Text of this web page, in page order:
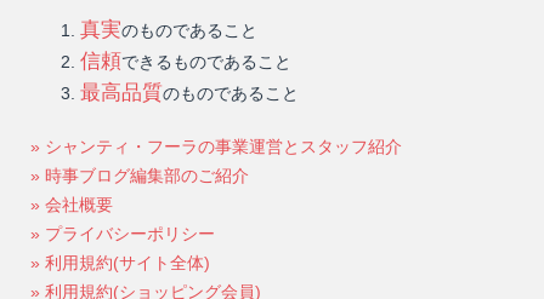
真実のものであること
信頼できるものであること
最高品質のものであること
» シャンティ・フーラの事業運営とスタッフ紹介
» 時事ブログ編集部のご紹介
» 会社概要
» プライバシーポリシー
» 利用規約(サイト全体)
» 利用規約(ショッピング会員)